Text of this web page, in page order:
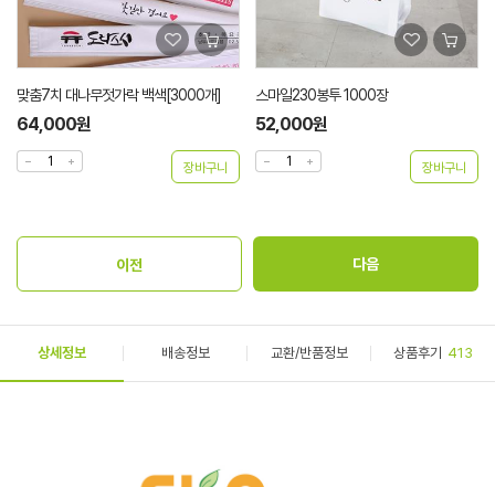
맞춤7치 대나무젓가락 백색[3000개]
64,000원
스마일230봉투 1000장
52,000원
상세정보 배송정보 교환/반품정보 상품후기 413